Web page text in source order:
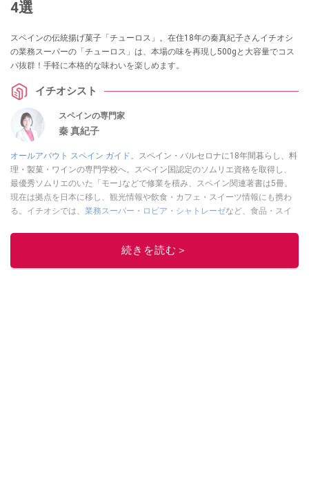
4選
スペインの伝統揚げ菓子「チューロス」。在住18年の秦真紀子さんイチオシ
の業務スーパーの「チューロス」は、本場の味を再現し500gと大容量でコス
パ抜群！手軽に本格的な味わいを楽しめます。
イチオシスト
スペインの専門家
秦 真紀子
オールアバウト スペイン ガイド。
スペイン・バルセロナに18年間暮らし、料
理・製菓・ワインの専門学校へ。スペイン国認定のソムリエ資格を取得し、
最優秀ソムリエのいた「モー｣などで修業を積み、スペイン関連著書は5冊。
現在は拠点を日本に移し、観光情報や飲食・カフェ・スイーツ情報にも携わ
る。イチオシでは、 業務スーパー ・ ロピア ・ シャトレーゼなど、食品・スイ
17州おいしい旅』（‎産業編集センター刊）ほか。
ガイドや、飲食関連の方の視察旅行のコーディネートやガイド、スペインの
食についての講演などの経験あり。2004年より「カフェ・スイーツ」（柴田
続きを読む＞